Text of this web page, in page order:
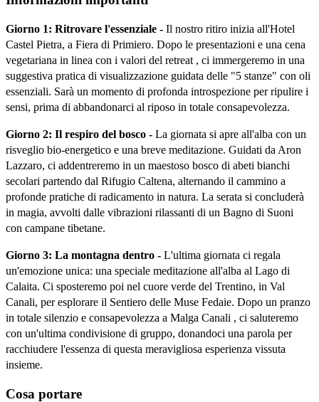
Giorno 1: Ritrovare l'essenziale - Il nostro ritiro inizia all'Hotel
Castel Pietra, a Fiera di Primiero. Dopo le presentazioni e una cena
vegetariana in linea con i valori del retreat , ci immergeremo in una
suggestiva pratica di visualizzazione guidata delle "5 stanze" con oli
essenziali. Sarà un momento di profonda introspezione per ripulire i
sensi, prima di abbandonarci al riposo in totale consapevolezza.
Giorno 2: Il respiro del bosco - La giornata si apre all'alba con un
risveglio bio-energetico e una breve meditazione. Guidati da Aron
Lazzaro, ci addentreremo in un maestoso bosco di abeti bianchi
secolari partendo dal Rifugio Caltena, alternando il cammino a
profonde pratiche di radicamento in natura. La serata si concluderà
in magia, avvolti dalle vibrazioni rilassanti di un Bagno di Suoni
con campane tibetane.
Giorno 3: La montagna dentro - L'ultima giornata ci regala
un'emozione unica: una speciale meditazione all'alba al Lago di
Calaita. Ci sposteremo poi nel cuore verde del Trentino, in Val
Canali, per esplorare il Sentiero delle Muse Fedaie. Dopo un pranzo
in totale silenzio e consapevolezza a Malga Canali , ci saluteremo
con un'ultima condivisione di gruppo, donandoci una parola per
racchiudere l'essenza di questa meravigliosa esperienza vissuta
insieme.
Cosa portare